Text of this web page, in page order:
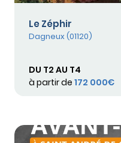
Le Zéphir
Dagneux (01120)
DU T2 AU T4
à partir de 172 000€